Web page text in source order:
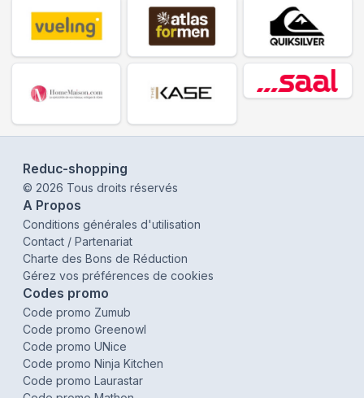
Reduc-shopping
© 2026 Tous droits réservés
A Propos
Conditions générales d'utilisation
Contact / Partenariat
Charte des Bons de Réduction
Gérez vos préférences de cookies
Codes promo
Code promo Zumub
Code promo Greenowl
Code promo UNice
Code promo Ninja Kitchen
Code promo Laurastar